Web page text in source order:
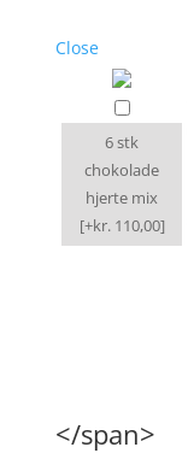
Close
6 stk
chokolade
hjerte mix
[+kr. 110,00]
</span>